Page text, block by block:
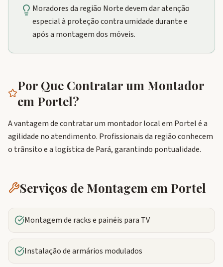
Moradores da região Norte devem dar atenção
especial à proteção contra umidade durante e
após a montagem dos móveis.
Por Que Contratar um Montador
em Portel?
A vantagem de contratar um montador local em Portel é a
agilidade no atendimento. Profissionais da região conhecem
o trânsito e a logística de Pará, garantindo pontualidade.
Serviços de Montagem em Portel
Montagem de racks e painéis para TV
Instalação de armários modulados